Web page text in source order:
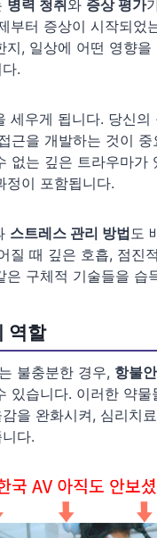
병력 청취와 증상 평가
부터 증상이 시작되었
지, 일상에 어떤 영향을
.
세우게 됩니다. 당신의
근을 개발하는 것이 중
없는 깊은 트라우마가
정이 포함됩니다.
스트레스 관리 방법 도
질 때 깊은 호흡, 점진
은 구체적 기술들을 습
역할
불충분한 경우, 항불
있습니다. 이러한 약물
을 완화시켜, 심리치
다.